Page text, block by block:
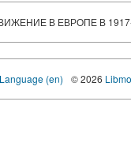
В ЕВРОПЕ В
Language (en) © 2026